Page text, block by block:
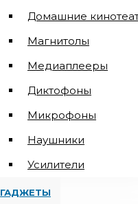
Домашние
Магнитолы
Медиаплееры
Диктофоны
Микрофоны
Наушники
Усилители
ГАДЖЕТЫ